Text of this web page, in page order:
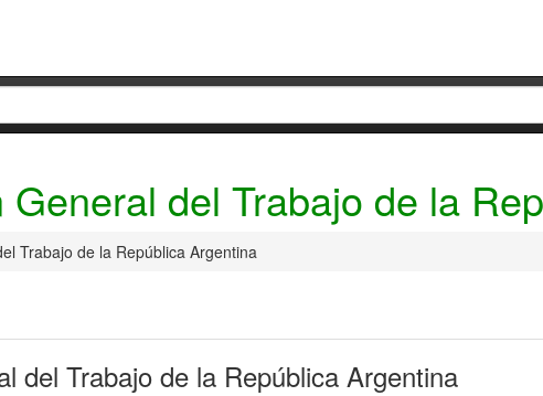
del Trabajo de la
Trabajo de la República Argentina
del Trabajo de la República Argentina